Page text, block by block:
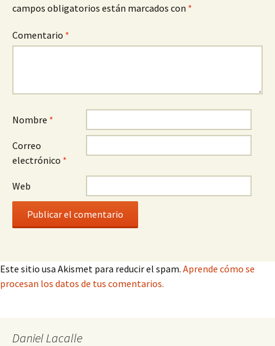
campos obligatorios están marcados con *
Comentario *
Nombre *
Correo
electrónico *
Web
Este sitio usa Akismet para reducir el spam. Aprende cómo se
procesan los datos de tus comentarios.
Daniel Lacalle